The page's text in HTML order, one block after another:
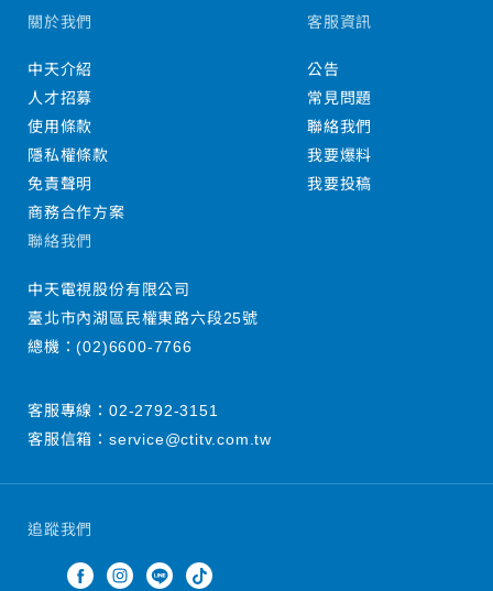
追蹤我們
關於我們
中天介紹
人才招募
使用條款
隱私權條款
免責聲明
商務合作方案
客服資訊
公告
常見問題
聯絡我們
我要爆料
我要投稿
聯絡我們
中天電視股份有限公司
臺北市內湖區民權東路六段25號
總機：(02)6600-7766
客服專線： 02-2792-3151
客服信箱： service@ctitv.com.tw